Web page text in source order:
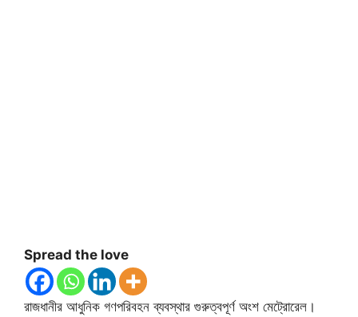
Spread the love
রাজধানীর আধুনিক গণপরিবহন ব্যবস্থার গুরুত্বপূর্ণ অংশ মেট্রোরেল।